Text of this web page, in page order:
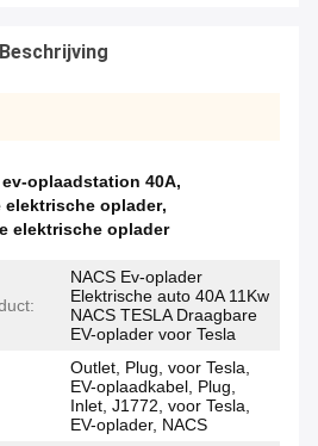
Beschrijving
oplaadstation 40A,
elektrische oplader,
elektrische oplader
NACS Ev-oplader
Elektrische auto 40A 11Kw
NACS TESLA Draagbare
EV-oplader voor Tesla
Outlet, Plug, voor Tesla,
EV-oplaadkabel, Plug,
Inlet, J1772, voor Tesla,
EV-oplader, NACS